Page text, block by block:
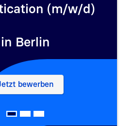
(m/w/d)
in Berlin
bewerben
– Teamleitung Trust